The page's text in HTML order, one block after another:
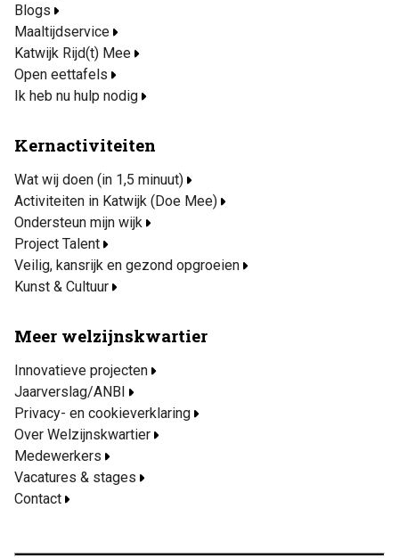
Blogs
Maaltijdservice
Katwijk Rijd(t) Mee
Open eettafels
Ik heb nu hulp nodig
Kernactiviteiten
Wat wij doen (in 1,5 minuut)
Activiteiten in Katwijk (Doe Mee)
Ondersteun mijn wijk
Project Talent
Veilig, kansrijk en gezond opgroeien
Kunst & Cultuur
Meer welzijnskwartier
Innovatieve projecten
Jaarverslag/ANBI
Privacy- en cookieverklaring
Over Welzijnskwartier
Medewerkers
Vacatures & stages
Contact